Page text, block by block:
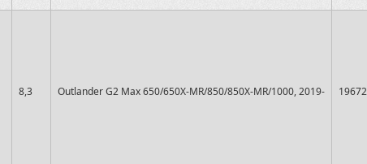
8,3 Outlander G2 Max 650/650X-MR/850/850X-MR/1000, 2019-